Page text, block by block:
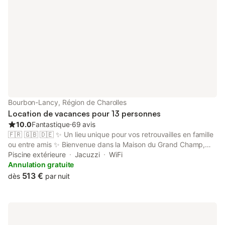
Bourbon-Lancy, Région de Charolles
Location de vacances pour 13 personnes
10.0Fantastique⋅69 avis
🇫🇷 🇬🇧 🇩🇪 ✨ Un lieu unique pour vos retrouvailles en famille
ou entre amis ✨ Bienvenue dans la Maison du Grand Champ,
une propriété tout confort pouvant accueillir jusqu’à 13
personnes, nichée au cœur d’un terrain clos de plus de 6000
m². 🏡 Les extérieurs Piscine 4x8 m, chauffée de mai à
Piscine extérieure Jacuzzi
WiFi
Annulation gratuite
dès 513 € par nuit